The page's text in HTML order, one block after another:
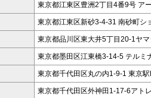
東京都江東区豊洲2丁目4番9号 ア
東京都江東区新砂3-4-31 南砂町シ
東京都品川区東大井5丁目20‐1ヤ
東京都墨田区江東橋3-14-5 テルミ
東京都千代田区丸の内1-9-1 東京
東京都千代田区外神田1-17-6アト